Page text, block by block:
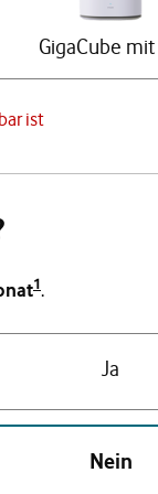
GigaCube mit
ist
1.
Ja
Nein